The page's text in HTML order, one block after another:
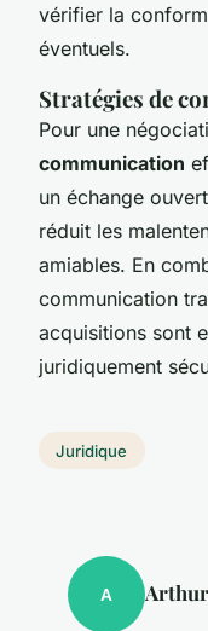
vérifier la
éventuels.
Stratégies de
Pour une
communication
un échange
réduit les
amiables. En
communication
acquisitions sont
juridiquement
Juridique
A Arthur